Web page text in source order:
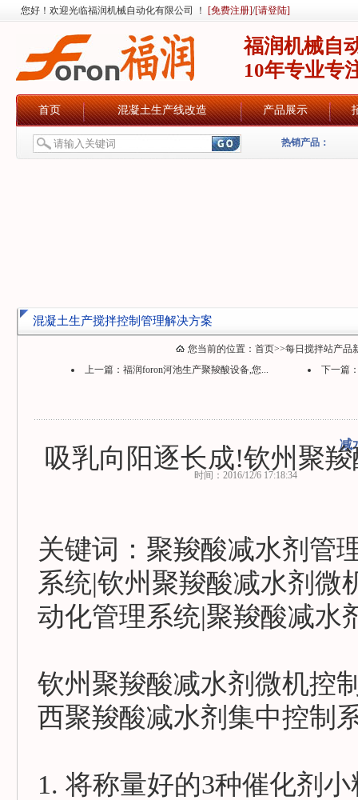
您好！欢迎光临福润机械自动化有限公司 ！ [免费注册]/[请登陆]
福润机械自
10年专业专
首页 混凝土生产线改造 产品展示
热销产品：
混凝土生产搅拌控制管理解决方案
您当前的位置： 首页>>每日搅拌站产品
上一篇： 福润foron河池生产聚羧酸设备,您... 下一篇
减
时间：2016/12/6 17:18:34
吸乳向阳逐长成!钦州聚
关键词：聚羧酸减水剂管
系统|钦州聚羧酸减水剂微
动化管理系统|聚羧酸减水
钦州聚羧酸减水剂微机控
西聚羧酸减水剂集中控制
1. 将称量好的3种催化剂